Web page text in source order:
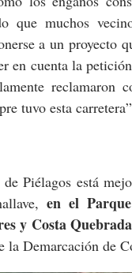
que muchos
a un proyecto
en cuenta la
reclamaron
tuvo esta
Piélagos está
en el
y Costa
la Demarcación de